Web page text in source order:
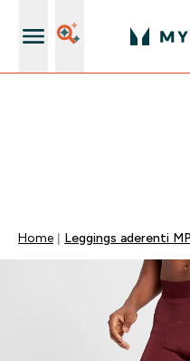
Home Leggings aderenti